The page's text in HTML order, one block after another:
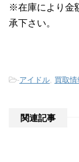
※在庫により金
承下さい。
-アイドル, 買取情
関連記事